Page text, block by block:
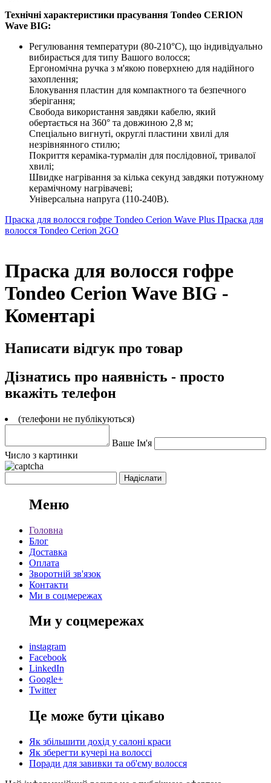
Технічні характеристики прасування Tondeo CERION
Wave BIG:
Регулювання температури (80-210°C), що індивідуально
вибирається для типу Вашого волосся;
Ергономічна ручка з м'якою поверхнею для надійного
захоплення;
Блокування пластин для компактного та безпечного
зберігання;
Свобода використання завдяки кабелю, який
обертається на 360° та довжиною 2,8 м;
Спеціально вигнуті, округлі пластини хвилі для
незрівнянного стилю;
Покриття кераміка-турмалін для послідовної, тривалої
хвилі;
Швидке нагрівання за кілька секунд завдяки потужному
керамічному нагрівачеві;
Універсальна напруга (110-240В).
Праска для волосся гофре Tondeo Cerion Wave Plus Праска для
волосся Tondeo Cerion 2GO
Праска для волосся гофре
Tondeo Cerion Wave BIG -
Коментарі
Написати відгук про товар
Дізнатись про наявність - просто
вкажіть телефон
(телефони не публікуються)
Ваше Ім'я
Число з картинки
Меню
Головна
Блог
Доставка
Оплата
Зворотній зв'язок
Контакти
Ми в соцмережах
Ми у соцмережах
instagram
Facebook
LinkedIn
Google+
Twitter
Це може бути цікаво
Як збільшити дохід у салоні краси
Як зберегти кучері на волоссі
Поради для завивки та об'єму волосся